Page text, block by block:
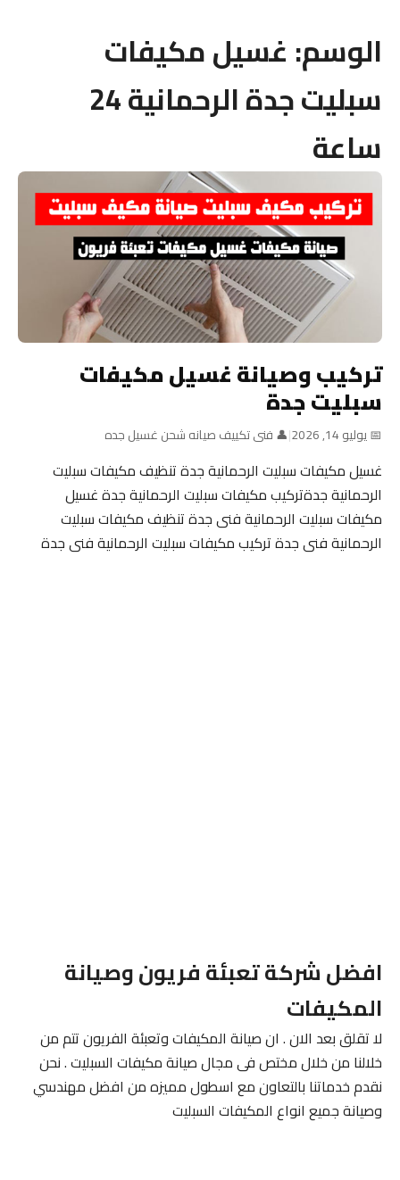
الوسم: غسيل مكيفات
سبليت جدة الرحمانية 24
ساعة
تركيب وصيانة غسيل مكيفات
سبليت جدة
📅 يوليو 14, 2026 |👤 فنى تكييف صيانه شحن غسيل جده
غسيل مكيفات سبليت الرحمانية جدة تنظيف مكيفات سبليت
الرحمانية جدةتركيب مكيفات سبليت الرحمانية جدة غسيل
مكيفات سبليت الرحمانية فنى جدة تنظيف مكيفات سبليت
الرحمانية فنى جدة تركيب مكيفات سبليت الرحمانية فنى جدة
افضل شركة تعبئة فريون وصيانة
المكيفات
لا تقلق بعد الان . ان صيانة المكيفات وتعبئة الفريون تتم من
خلالنا من خلال مختص فى مجال صيانة مكيفات السبليت . نحن
نقدم خدماتنا بالتعاون مع اسطول مميزه من افضل مهندسي
وصيانة جميع انواع المكيفات السبليت